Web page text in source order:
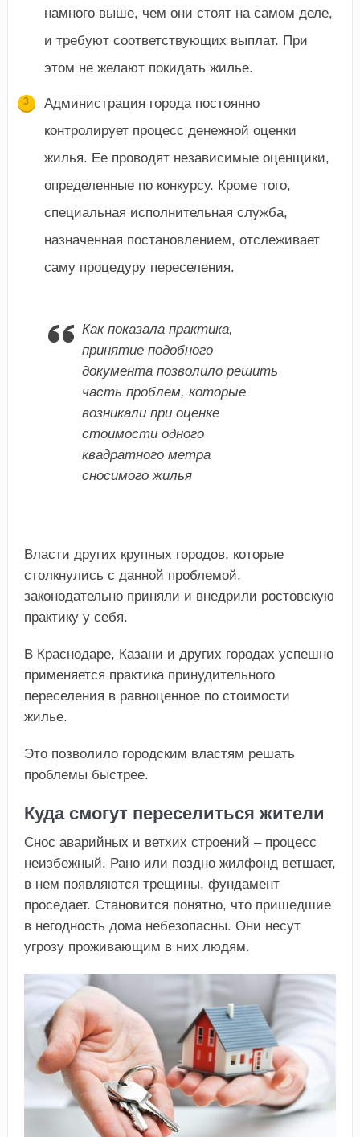
намного выше, чем они стоят на самом деле,
и требуют соответствующих выплат. При
этом не желают покидать жилье.
Администрация города постоянно
контролирует процесс денежной оценки
жилья. Ее проводят независимые оценщики,
определенные по конкурсу. Кроме того,
специальная исполнительная служба,
назначенная постановлением, отслеживает
саму процедуру переселения.
Как показала практика,
принятие подобного
документа позволило решить
часть проблем, которые
возникали при оценке
стоимости одного
квадратного метра
сносимого жилья
Власти других крупных городов, которые
столкнулись с данной проблемой,
законодательно приняли и внедрили ростовскую
практику у себя.
В Краснодаре, Казани и других городах успешно
применяется практика принудительного
переселения в равноценное по стоимости
жилье.
Это позволило городским властям решать
проблемы быстрее.
Куда смогут переселиться жители
Снос аварийных и ветхих строений – процесс
неизбежный. Рано или поздно жилфонд ветшает,
в нем появляются трещины, фундамент
проседает. Становится понятно, что пришедшие
в негодность дома небезопасны. Они несут
угрозу проживающим в них людям.